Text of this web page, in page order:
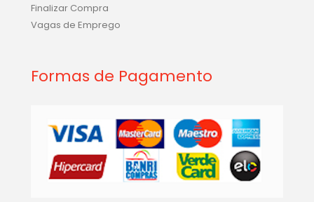
Finalizar Compra
Vagas de Emprego
Formas de Pagamento